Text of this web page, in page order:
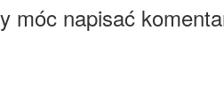
móc napisać